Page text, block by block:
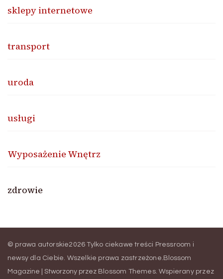
sklepy internetowe
transport
uroda
usługi
Wyposażenie Wnętrz
zdrowie
© prawa autorskie2026Tylko ciekawe treści Pressroom i
newsy dla Ciebie. Wszelkie prawa zastrzeżone.Blossom
Magazine | Stworzony przez Blossom Themes. Wspierany przez